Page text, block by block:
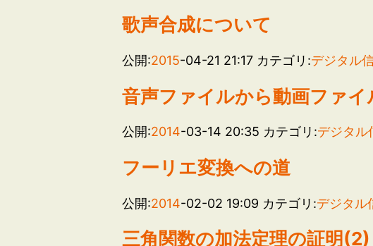
歌声合成について
公開:2015-04-21 21:17 カテゴリ:デジタル
音声ファイルから動画ファ
公開:2014-03-14 20:35 カテゴリ:デジタル
フーリエ変換への道
公開:2014-02-02 19:09 カテゴリ:デジタル
三角関数の加法定理の証明(2)